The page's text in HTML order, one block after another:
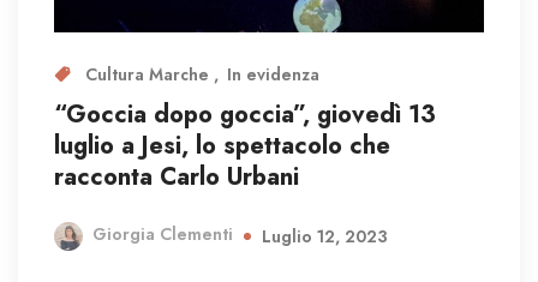
Cultura Marche In evidenza
“Goccia dopo goccia”, giovedì 13
luglio a Jesi, lo spettacolo che
racconta Carlo Urbani
Giorgia Clementi Luglio 12, 2023